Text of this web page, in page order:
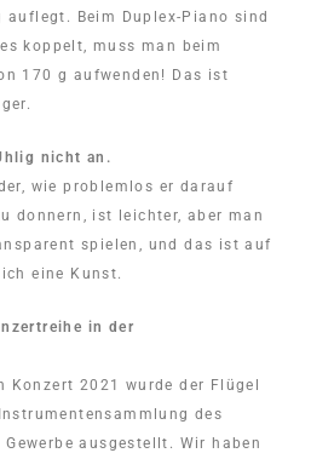
Beim Duplex-Piano sind
koppelt, muss man beim
170 g aufwenden! Das ist
nicht an.
wie problemlos er darauf
donnern, ist leichter, aber man
spielen, und das ist auf
eine Kunst.
in der
Konzert 2021 wurde der Flügel
des
ausgestellt. Wir haben